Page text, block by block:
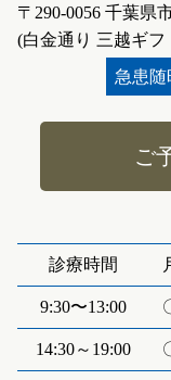
〒290-0056 千葉県
(白金通り 三越ギ
急患随
ご
診療時間
9:30〜13:00
14:30～19:00